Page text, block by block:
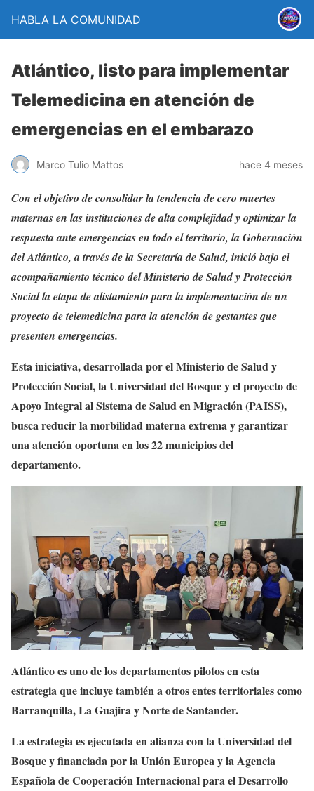
HABLA LA COMUNIDAD
Atlántico, listo para implementar
Telemedicina en atención de
emergencias en el embarazo
Marco Tulio Mattos hace 4 meses
Con el objetivo de consolidar la tendencia de cero muertes
maternas en las instituciones de alta complejidad y optimizar la
respuesta ante emergencias en todo el territorio, la Gobernación
del Atlántico, a través de la Secretaría de Salud, inició bajo el
acompañamiento técnico del Ministerio de Salud y Protección
Social la etapa de alistamiento para la implementación de un
proyecto de telemedicina para la atención de gestantes que
presenten emergencias.
Esta iniciativa, desarrollada por el Ministerio de Salud y
Protección Social, la Universidad del Bosque y el proyecto de
Apoyo Integral al Sistema de Salud en Migración (PAISS),
busca reducir la morbilidad materna extrema y garantizar
una atención oportuna en los 22 municipios del
departamento.
Atlántico es uno de los departamentos pilotos en esta
estrategia que incluye también a otros entes territoriales como
Barranquilla, La Guajira y Norte de Santander.
La estrategia es ejecutada en alianza con la Universidad del
Bosque y financiada por la Unión Europea y la Agencia
Española de Cooperación Internacional para el Desarrollo